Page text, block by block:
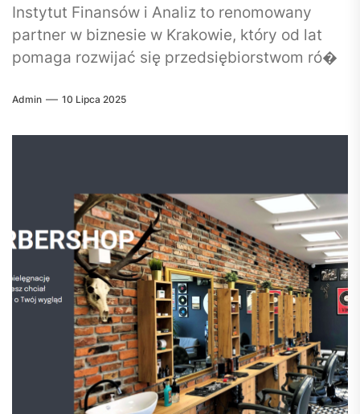
Instytut Finansów i Analiz to renomowany
partner w biznesie w Krakowie, który od lat
pomaga rozwijać się przedsiębiorstwom ró�
Admin 10 Lipca 2025